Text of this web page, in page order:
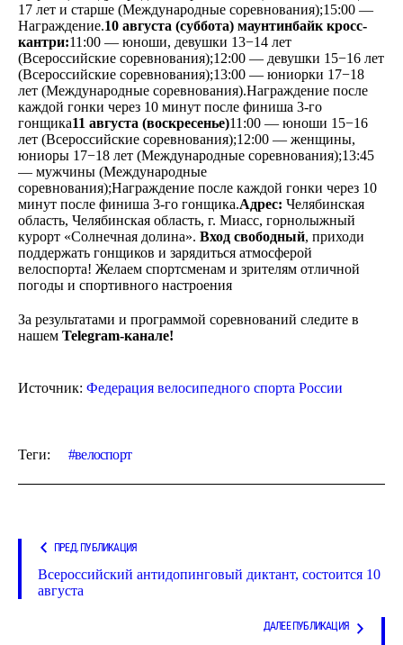
17 лет и старше (Международные соревнования);15:00 —
Награждение.10 августа (суббота) маунтинбайк кросс-
кантри:11:00 — юноши, девушки 13−14 лет
(Всероссийские соревнования);12:00 — девушки 15−16 лет
(Всероссийские соревнования);13:00 — юниорки 17−18
лет (Международные соревнования).Награждение после
каждой гонки через 10 минут после финиша 3-го
гонщика11 августа (воскресенье)11:00 — юноши 15−16
лет (Всероссийские соревнования);12:00 — женщины,
юниоры 17−18 лет (Международные соревнования);13:45
— мужчины (Международные
соревнования);Награждение после каждой гонки через 10
минут после финиша 3-го гонщика.Адрес: Челябинская
область, Челябинская область, г. Миасс, горнолыжный
курорт «Солнечная долина». Вход свободный, приходи
поддержать гонщиков и зарядиться атмосферой
велоспорта! Желаем спортсменам и зрителям отличной
погоды и спортивного настроения
За результатами и программой соревнований следите в
нашем Telegram-канале!
Источник: Федерация велосипедного спорта России
Теги: велоспорт
ПРЕД. ПУБЛИКАЦИЯ
Всероссийский антидопинговый диктант, состоится 10
августа
ДАЛЕЕ ПУБЛИКАЦИЯ